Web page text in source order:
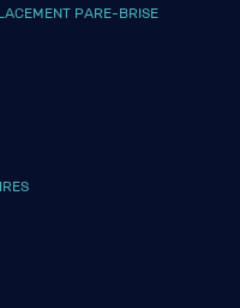
PARE-BRISE